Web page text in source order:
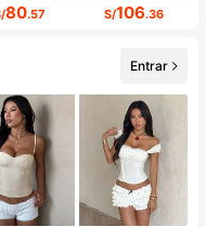
80.57 S/106.36
Entrar